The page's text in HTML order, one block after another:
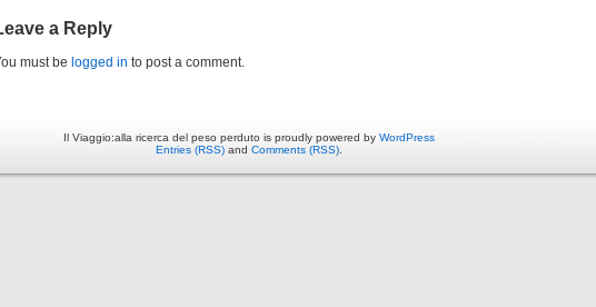
a Reply
must be logged in to post a comment.
Il Viaggio:alla ricerca del peso perduto is proudly powered by WordPress
Entries (RSS) and Comments (RSS)